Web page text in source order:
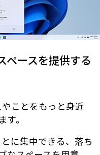
ペースを提供する
ことをもっと身近
す。
に集中できる、落ち